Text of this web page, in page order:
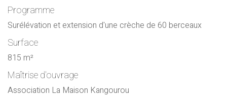
Programme
Surélévation et extension d'une crèche de 60 berceaux
Surface
815 m²
Maîtrise d'ouvrage
Association La Maison Kangourou